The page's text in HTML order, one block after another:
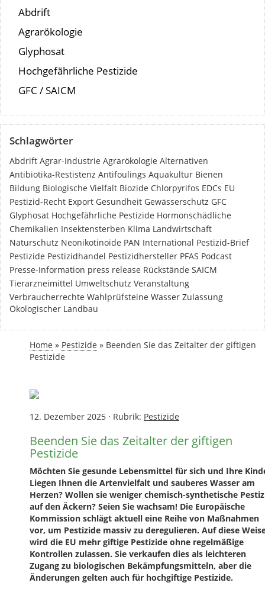
Abdrift
Agrarökologie
Glyphosat
Hochgefährliche Pestizide
GFC / SAICM
Schlagwörter
Abdrift Agrar-Industrie Agrarökologie Alternativen
Antibiotika-Restistenz Antifoulings Aquakultur Bienen
Bildung Biologische Vielfalt Biozide Chlorpyrifos EDCs EU
Pestizid-Recht Export Gesundheit Gewässerschutz GFC
Glyphosat Hochgefährliche Pestizide Hormonschädliche
Chemikalien Insektensterben Klima Landwirtschaft
Naturschutz Neonikotinoide PAN International Pestizid-Brief
Pestizide Pestizidhandel Pestizidhersteller PFAS Podcast
Presse-Information press release Rückstände SAICM
Tierarzneimittel Umweltschutz Veranstaltung
Verbraucherrechte Wahlprüfsteine Wasser Zulassung
Ökologischer Landbau
Home » Pestizide » Beenden Sie das Zeitalter der giftigen
Pestizide
12. Dezember 2025 · Rubrik: Pestizide
Beenden Sie das Zeitalter der giftigen
Pestizide
Möchten Sie gesunde Lebensmittel für sich und Ihre
Liegen Ihnen die Artenvielfalt und sauberes Wasser am
Herzen? Wollen sie weniger chemisch-synthetische
auf den Äckern? Seien Sie wachsam! Die Europäische
Kommission schlägt aktuell eine Reihe von Maßnahmen
vor, um Pestizide massiv zu deregulieren. Auf diese
wird die EU mehr giftige Pestizide ohne regelmäßige
Kontrollen zulassen. Sie verkaufen dies als leichteren
Zugang zu biologischen Bekämpfungsmitteln, aber die
Änderungen gelten auch für hochgiftige Pestizide.